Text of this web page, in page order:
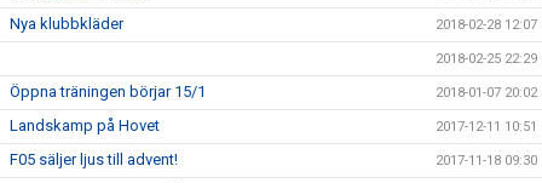
Nya klubbkläder 2018-02-28 12:07
2018-02-25 22:29
Öppna träningen börjar 15/1 2018-01-07 20:02
Landskamp på Hovet 2017-12-11 10:51
F05 säljer ljus till advent! 2017-11-18 09:30